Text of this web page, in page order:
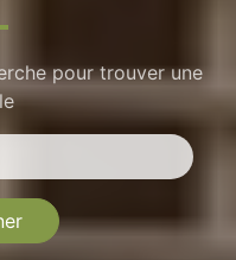
pour trouver une